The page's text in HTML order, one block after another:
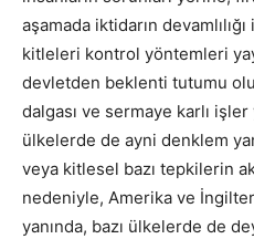
aşamada iktidarın devamlılığı
kitleleri kontrol yöntemleri
devletden beklenti tutumu
dalgası ve sermaye karlı işler
ülkelerde de ayni denklem
veya kitlesel bazı tepkilerin
nedeniyle, Amerika ve
yanında, bazı ülkelerde de